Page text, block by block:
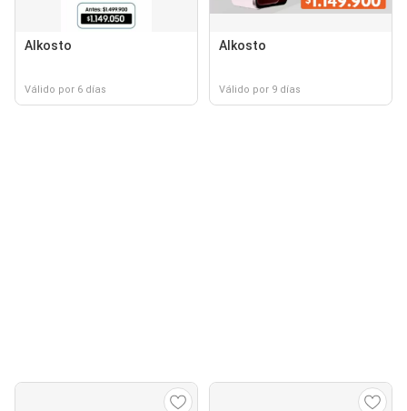
Alkosto
Válido por 6 días
Alkosto
Válido por 9 días